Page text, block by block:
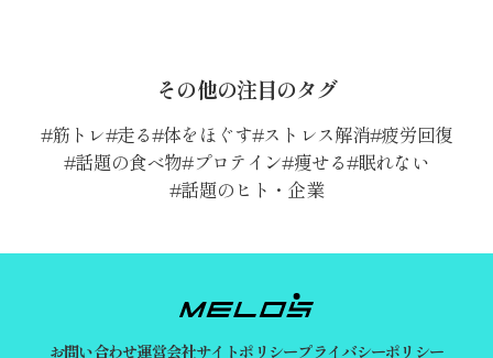
その他の注目のタグ
筋トレ 走る 体をほぐす ストレス解消 疲労回復
話題の食べ物 プロテイン 痩せる 眠れない
話題のヒト・企業
お問い合わせ運営会社サイトポリシープライバシーポリシー